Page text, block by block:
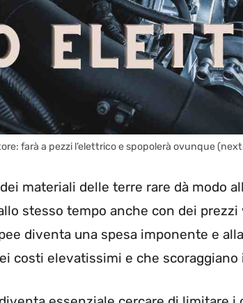
farà a pezzi l’elettrico e spopolerà ovunque
materiali delle terre rare dà modo
stesso tempo anche con dei prezzi
diventa una spesa imponente e
costi elevatissimi e che scoraggiano